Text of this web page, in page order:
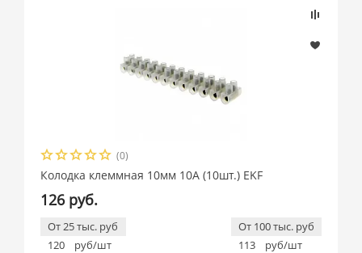
(0)
Колодка клеммная 10мм 10А (10шт.) EKF
126 руб.
От 25 тыс. руб
120
руб/шт
От 100 тыс. руб
113
руб/шт